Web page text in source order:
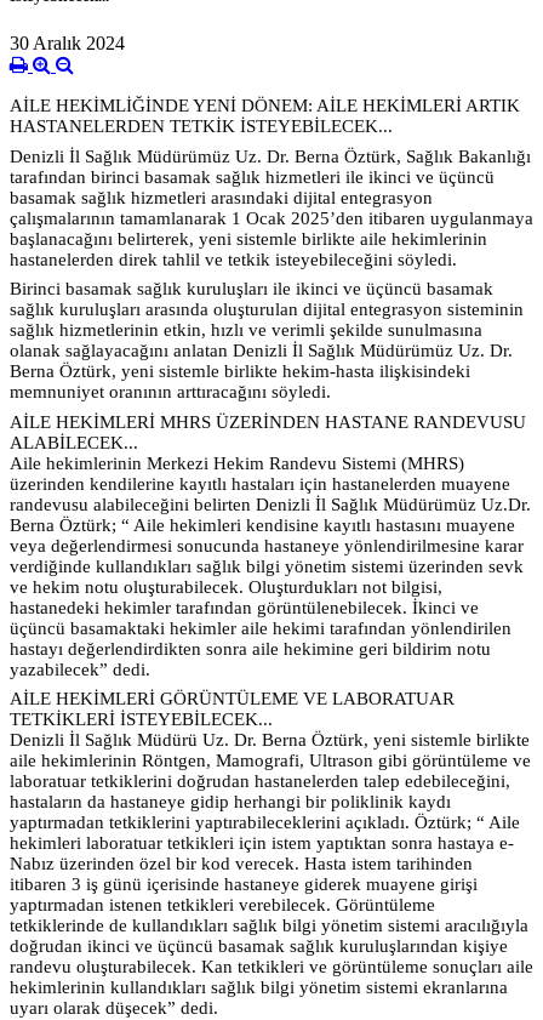
30 Aralık 2024
AİLE HEKİMLİĞİNDE YENİ DÖNEM: AİLE HEKİMLERİ ARTIK
HASTANELERDEN TETKİK İSTEYEBİLECEK...
Denizli İl Sağlık Müdürümüz Uz. Dr. Berna Öztürk, Sağlık Bakanlığı
tarafından birinci basamak sağlık hizmetleri ile ikinci ve üçüncü
basamak sağlık hizmetleri arasındaki dijital entegrasyon
çalışmalarının tamamlanarak 1 Ocak 2025’den itibaren uygulanmaya
başlanacağını belirterek, yeni sistemle birlikte aile hekimlerinin
hastanelerden direk tahlil ve tetkik isteyebileceğini söyledi.
Birinci basamak sağlık kuruluşları ile ikinci ve üçüncü basamak
sağlık kuruluşları arasında oluşturulan dijital entegrasyon sisteminin
sağlık hizmetlerinin etkin, hızlı ve verimli şekilde sunulmasına
olanak sağlayacağını anlatan Denizli İl Sağlık Müdürümüz Uz. Dr.
Berna Öztürk, yeni sistemle birlikte hekim-hasta ilişkisindeki
memnuniyet oranının arttıracağını söyledi.
AİLE HEKİMLERİ MHRS ÜZERİNDEN HASTANE RANDEVUSU
ALABİLECEK...
Aile hekimlerinin Merkezi Hekim Randevu Sistemi (MHRS)
üzerinden kendilerine kayıtlı hastaları için hastanelerden muayene
randevusu alabileceğini belirten Denizli İl Sağlık Müdürümüz Uz.Dr.
Berna Öztürk; “ Aile hekimleri kendisine kayıtlı hastasını muayene
veya değerlendirmesi sonucunda hastaneye yönlendirilmesine karar
verdiğinde kullandıkları sağlık bilgi yönetim sistemi üzerinden sevk
ve hekim notu oluşturabilecek. Oluşturdukları not bilgisi,
hastanedeki hekimler tarafından görüntülenebilecek. İkinci ve
üçüncü basamaktaki hekimler aile hekimi tarafından yönlendirilen
hastayı değerlendirdikten sonra aile hekimine geri bildirim notu
yazabilecek” dedi.
AİLE HEKİMLERİ GÖRÜNTÜLEME VE LABORATUAR
TETKİKLERİ İSTEYEBİLECEK...
Denizli İl Sağlık Müdürü Uz. Dr. Berna Öztürk, yeni sistemle birlikte
aile hekimlerinin Röntgen, Mamografi, Ultrason gibi görüntüleme ve
laboratuar tetkiklerini doğrudan hastanelerden talep edebileceğini,
hastaların da hastaneye gidip herhangi bir poliklinik kaydı
yaptırmadan tetkiklerini yaptırabileceklerini açıkladı. Öztürk; “ Aile
hekimleri laboratuar tetkikleri için istem yaptıktan sonra hastaya e-
Nabız üzerinden özel bir kod verecek. Hasta istem tarihinden
itibaren 3 iş günü içerisinde hastaneye giderek muayene girişi
yaptırmadan istenen tetkikleri verebilecek. Görüntüleme
tetkiklerinde de kullandıkları sağlık bilgi yönetim sistemi aracılığıyla
doğrudan ikinci ve üçüncü basamak sağlık kuruluşlarından kişiye
randevu oluşturabilecek. Kan tetkikleri ve görüntüleme sonuçları aile
hekimlerinin kullandıkları sağlık bilgi yönetim sistemi ekranlarına
uyarı olarak düşecek” dedi.